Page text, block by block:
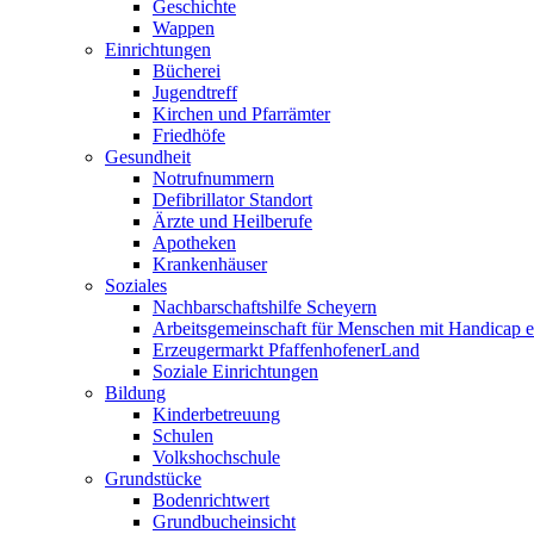
Geschichte
Wappen
Einrichtungen
Bücherei
Jugendtreff
Kirchen und Pfarrämter
Friedhöfe
Gesundheit
Notrufnummern
Defibrillator Standort
Ärzte und Heilberufe
Apotheken
Krankenhäuser
Soziales
Nachbarschaftshilfe Scheyern
Arbeitsgemeinschaft für Menschen mit Handicap
Erzeugermarkt PfaffenhofenerLand
Soziale Einrichtungen
Bildung
Kinderbetreuung
Schulen
Volkshochschule
Grundstücke
Bodenrichtwert
Grundbucheinsicht